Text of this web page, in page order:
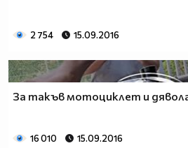
2 754 15.09.2016
За такъв мотоциклет и
16 010 15.09.2016